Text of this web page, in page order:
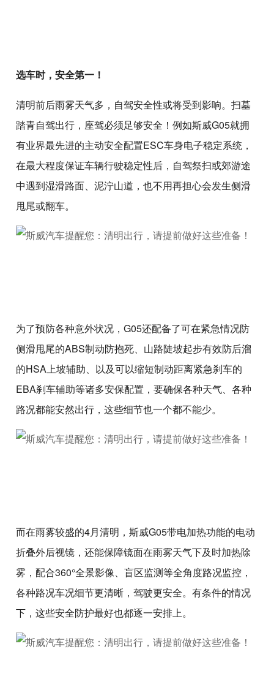
选车时，安全第一！
清明前后雨雾天气多，自驾安全性或将受到影响。扫墓
踏青自驾出行，座驾必须足够安全！例如斯威G05就拥
有业界最先进的主动安全配置ESC车身电子稳定系统，
在最大程度保证车辆行驶稳定性后，自驾祭扫或郊游途
中遇到湿滑路面、泥泞山道，也不用再担心会发生侧滑
甩尾或翻车。
为了预防各种意外状况，G05还配备了可在紧急情况防
侧滑甩尾的ABS制动防抱死、山路陡坡起步有效防后溜
的HSA上坡辅助、以及可以缩短制动距离紧急刹车的
EBA刹车辅助等诸多安保配置，要确保各种天气、各种
路况都能安然出行，这些细节也一个都不能少。
而在雨雾较盛的4月清明，斯威G05带电加热功能的电动
折叠外后视镜，还能保障镜面在雨雾天气下及时加热除
雾，配合360°全景影像、盲区监测等全角度路况监控，
各种路况车况细节更清晰，驾驶更安全。有条件的情况
下，这些安全防护最好也都逐一安排上。